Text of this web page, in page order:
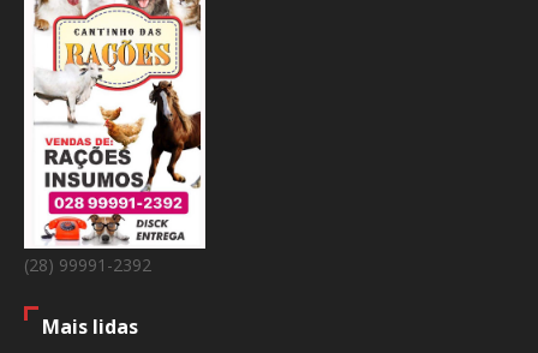
(28) 99991-2392
Mais lidas